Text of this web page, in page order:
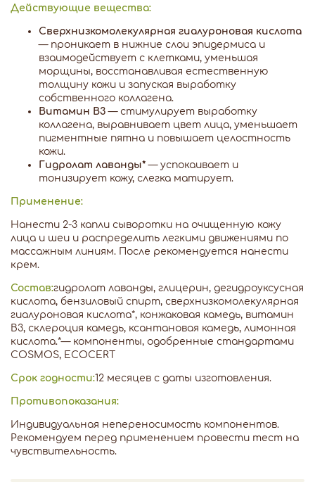
Действующие вещества:
Сверхнизкомолекулярная гиалуроновая кислота
— проникает в нижние слои эпидермиса и
взаимодействует с клетками, уменьшая
морщины, восстанавливая естественную
толщину кожи и запуская выработку
собственного коллагена.
Витамин B3 — стимулирует выработку
коллагена, выравнивает цвет лица, уменьшает
пигментные пятна и повышает целостность
кожи.
Гидролат лаванды* — успокаивает и
тонизирует кожу, слегка матирует.
Применение:
Нанести 2-3 капли сыворотки на очищенную кожу
лица и шеи и распределить легкими движениями по
массажным линиям. После рекомендуется нанести
крем.
Состав:гидролат лаванды, глицерин, дегидроуксусная
кислота, бензиловый спирт, сверхнизкомолекулярная
гиалуроновая кислота*, конжаковая камедь, витамин
B3, склероция камедь, ксантановая камедь, лимонная
кислота.*— компоненты, одобренные стандартами
COSMOS, ECOCERT
Срок годности:12 месяцев с даты изготовления.
Противопоказания:
Индивидуальная непереносимость компонентов.
Рекомендуем перед применением провести тест на
чувствительность.